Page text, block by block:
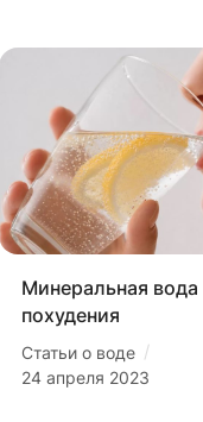
Минеральная вода
похудения
Статьи о воде /
24 апреля 2023